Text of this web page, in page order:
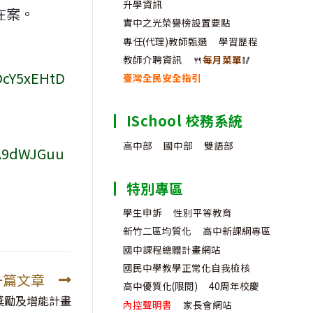
。
文章
及增能計畫
升學資訊
實中之光榮譽榜設置要點
專任(代理)教師甄選
學習歷程
教師介聘資訊
🍴每月菜單🥢
臺灣全民安全指引
ISchool 校務系統
高中部 國中部 雙語部
特別專區
學生申訴
性別平等教育
新竹二區均質化
高中新課綱專區
國中課程總體計畫網站
國民中學教學正常化自我檢核
高中優質化(限閱)
40周年校慶
內控聲明書
家長會網站